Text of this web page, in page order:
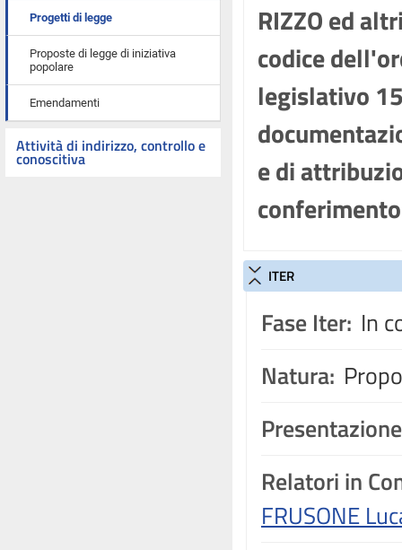
Progetti di legge
Proposte di legge di iniziativa
popolare
Emendamenti
Attività di indirizzo, controllo e
conoscitiva
RIZZO ed
codice
legislativo
e di
ITER
Fase Iter: In
Natura:
Relatori in
FRUSONE